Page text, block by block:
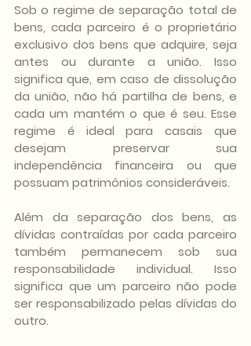
Sob o regime de separação total de
bens, cada parceiro é o proprietário
exclusivo dos bens que adquire, seja
antes ou durante a união. Isso
significa que, em caso de dissolução
da união, não há partilha de bens, e
cada um mantém o que é seu. Esse
regime é ideal para casais que
desejam preservar sua
independência financeira ou que
possuam patrimônios consideráveis.
Além da separação dos bens, as
dívidas contraídas por cada parceiro
também permanecem sob sua
responsabilidade individual. Isso
significa que um parceiro não pode
ser responsabilizado pelas dívidas do
outro.